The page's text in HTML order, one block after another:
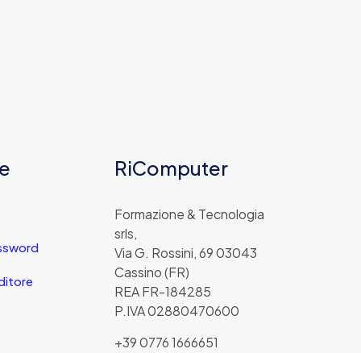
RiComputer
Formazione & Tecnologia
srls,
Via G. Rossini, 69 03043
Cassino (FR)
REA FR-184285
P.IVA 02880470600
+39 0776 1666651